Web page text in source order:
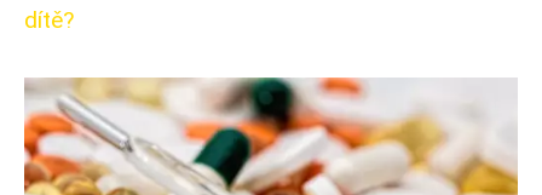
dítě?